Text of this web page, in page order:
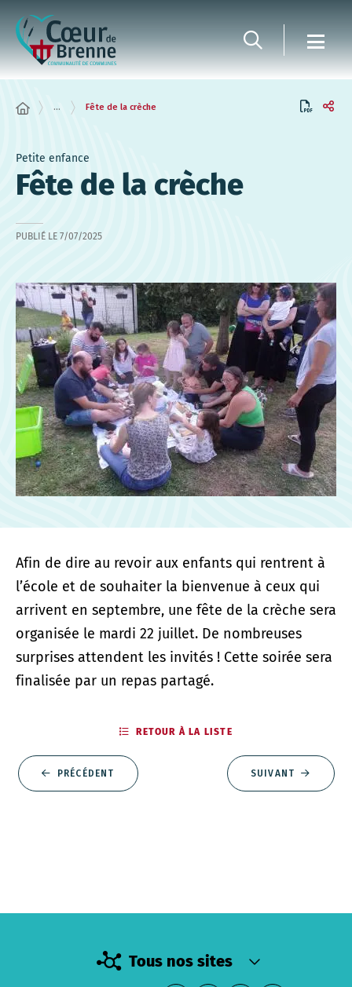
... Fête de la crèche
Petite enfance
Fête de la crèche
PUBLIÉ LE 7/07/2025
Afin de dire au revoir aux enfants qui rentrent à
l’école et de souhaiter la bienvenue à ceux qui
arrivent en septembre, une fête de la crèche sera
organisée le mardi 22 juillet. De nombreuses
surprises attendent les invités ! Cette soirée sera
finalisée par un repas partagé.
PRÉCÉDENT
RETOUR À LA LISTE
SUIVANT
Tous nos sites